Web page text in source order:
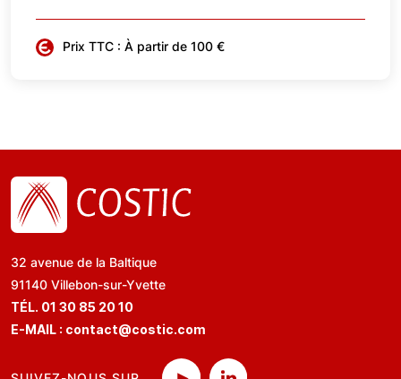
Prix TTC : À partir de 100 €
32 avenue de la Baltique
91140 Villebon-sur-Yvette
TÉL. 01 30 85 20 10
E-MAIL : contact@costic.com